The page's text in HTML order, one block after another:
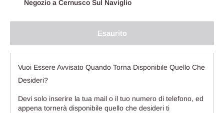
Negozio a Cernusco Sul Naviglio
Esaurito
Vuoi Essere Avvisato Quando Torna Disponibile Quello Che
Desideri?
Devi solo inserire la tua mail o il tuo numero di telefono, ed
appena tornerà disponibile quello che desideri ti